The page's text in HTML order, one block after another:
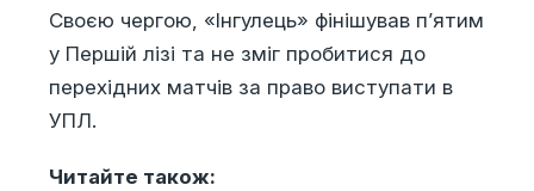
Своєю чергою, «Інгулець» фінішував п’ятим
у Першій лізі та не зміг пробитися до
перехідних матчів за право виступати в
УПЛ.
Читайте також: